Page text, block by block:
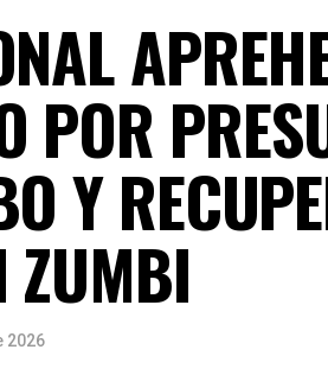
POR
Y
ZUMBI
2026